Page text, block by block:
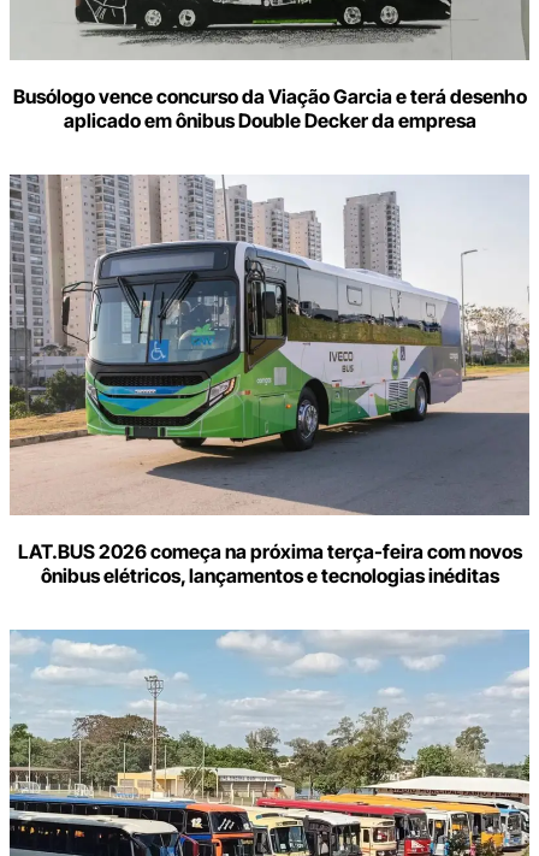
Busólogo vence concurso da Viação Garcia e terá desenho
aplicado em ônibus Double Decker da empresa
LAT.BUS 2026 começa na próxima terça-feira com novos
ônibus elétricos, lançamentos e tecnologias inéditas